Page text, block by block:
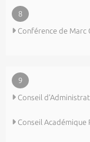
8
Conférence de Marc
9
Conseil
Conseil Académique